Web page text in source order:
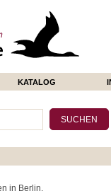
KATALOG
in Berlin.